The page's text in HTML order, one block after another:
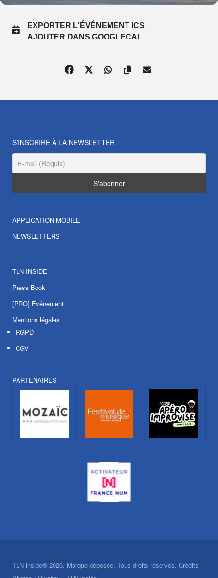
EXPORTER L'ÉVÉNEMENT ICS
AJOUTER DANS GOOGLECAL
S’INSCRIRE À LA NEWSLETTER
APPLICATION MOBILE
NEWSLETTERS
TLN INSIDE
Press Book
[PRO] Evénement
Mentions légales
RGPD
CGV
PARTENAIRES
TLN inside® 2026. Marque déposée. Tous droits réservés. Crédits